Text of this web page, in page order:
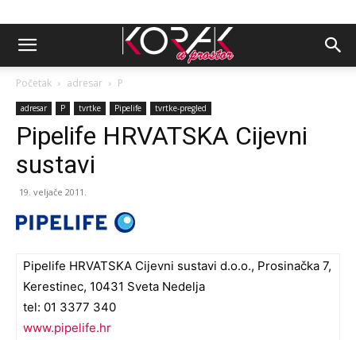
Početak adresar P
adresar P tvrtke Pipelife tvrtke-pregled
Pipelife HRVATSKA Cijevni
sustavi
19. veljače 2011.
Pipelife HRVATSKA Cijevni sustavi d.o.o., Prosinačka 7,
Kerestinec, 10431 Sveta Nedelja
tel: 01 3377 340
www.pipelife.hr